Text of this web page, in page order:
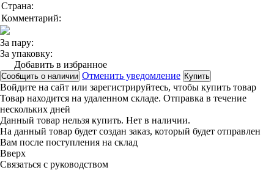
Страна:
Комментарий:
За пару:
За упаковку:
Добавить в избранное
Сообщить о наличии Отменить уведомление Купить
Войдите на сайт или зарегистрируйтесь, чтобы купить товар
Товар находится на удаленном складе. Отправка в течение
нескольких дней
Данный товар нельзя купить. Нет в наличии.
На данный товар будет создан заказ, который будет отправлен
Вам после поступления на склад
Вверx
Связаться с руководством